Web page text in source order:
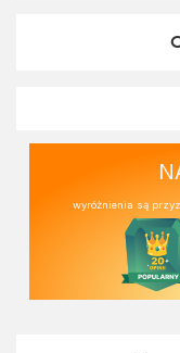
wyróżnienia są